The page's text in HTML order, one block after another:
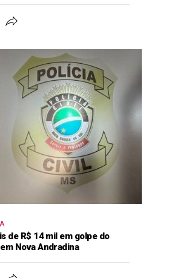
de R$ 14 mil em golpe do
Nova Andradina